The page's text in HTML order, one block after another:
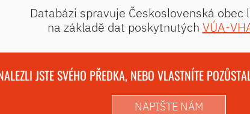
Databázi spravuje Československá obec
na základě dat poskytnutých VÚA-
JSTE SVÉHO PŘEDKA, NEBO VLASTNÍTE
NAPIŠTE NÁM